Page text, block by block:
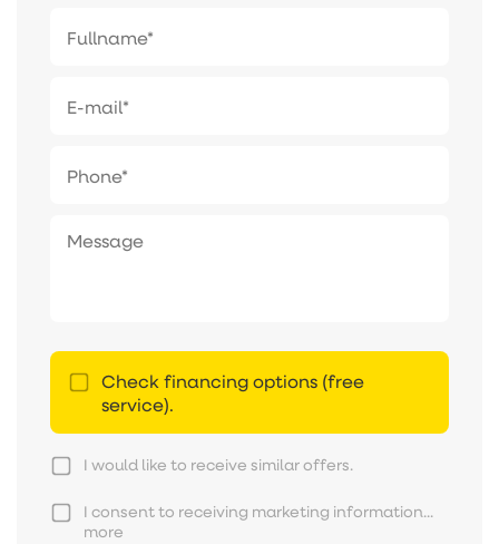
Check financing options (free
service).
I would like to receive similar offers.
I consent to receiving marketing information...
more